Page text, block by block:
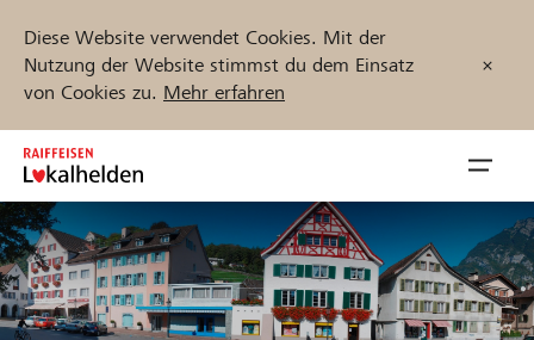
Diese Website verwendet Cookies. Mit der
Nutzung der Website stimmst du dem Einsatz
von Cookies zu. Mehr erfahren
Zum
Inhalt
springen
öffnen
Jetzt starten